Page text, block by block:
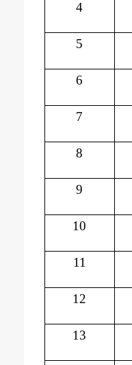
4
5
6
7
8
9
10
11
12
13